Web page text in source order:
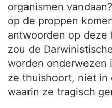
organismen
op de proppen
antwoorden op deze
zou de
worden onderwezen
ze thuishoort, niet in
waarin ze tragisch